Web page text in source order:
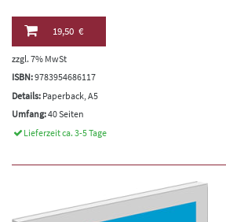
19,50 €
zzgl. 7% MwSt
ISBN:9783954686117
Details: Paperback, A5
Umfang:40 Seiten
Lieferzeit ca. 3-5 Tage